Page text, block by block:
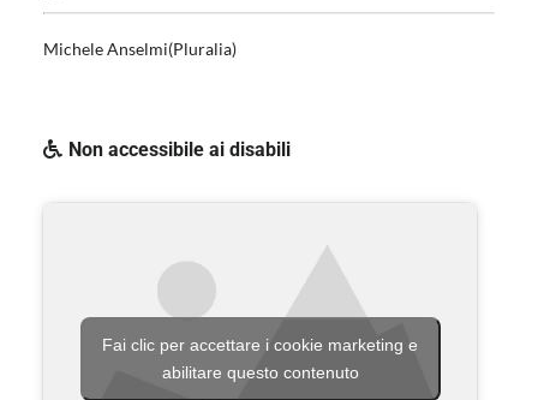
Michele Anselmi(Pluralia)
Non accessibile ai disabili
Fai clic per accettare i cookie marketing e
abilitare questo contenuto